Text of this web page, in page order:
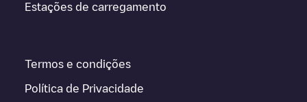
Estações de carregamento
Termos e condições
Política de Privacidade